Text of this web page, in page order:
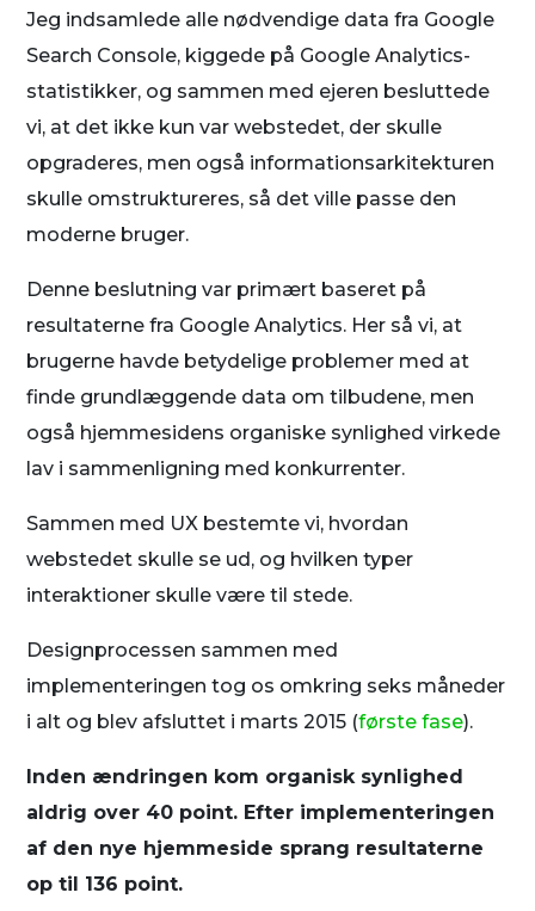
Jeg indsamlede alle nødvendige data fra Google
Search Console, kiggede på Google Analytics-
statistikker, og sammen med ejeren besluttede
vi, at det ikke kun var webstedet, der skulle
opgraderes, men også informationsarkitekturen
skulle omstruktureres, så det ville passe den
moderne bruger.
Denne beslutning var primært baseret på
resultaterne fra Google Analytics. Her så vi, at
brugerne havde betydelige problemer med at
finde grundlæggende data om tilbudene, men
også hjemmesidens organiske synlighed virkede
lav i sammenligning med konkurrenter.
Sammen med UX bestemte vi, hvordan
webstedet skulle se ud, og hvilken typer
interaktioner skulle være til stede.
Designprocessen sammen med
implementeringen tog os omkring seks måneder
i alt og blev afsluttet i marts 2015 (første fase).
Inden ændringen kom organisk synlighed
aldrig over 40 point. Efter implementeringen
af den nye hjemmeside sprang resultaterne
op til 136 point.